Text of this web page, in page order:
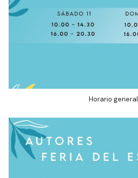
Horario general